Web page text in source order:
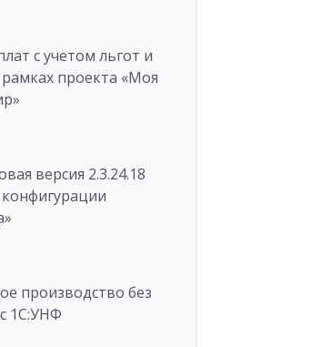
с учетом льгот и
проекта «Моя
версия 2.3.24.18
производство без
1С:УНФ